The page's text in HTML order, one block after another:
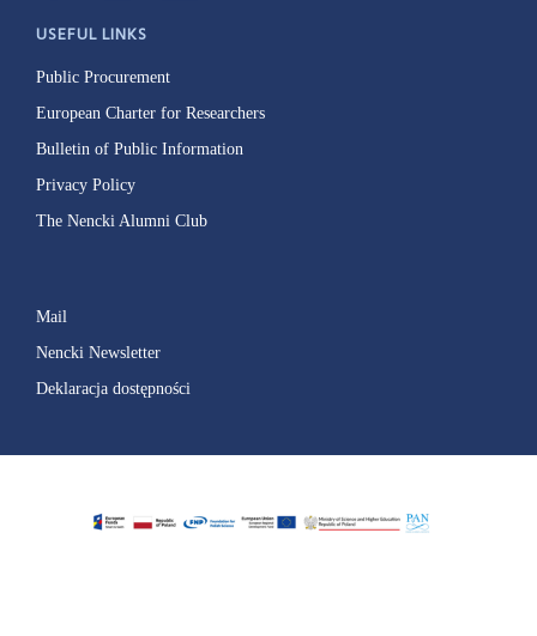
USEFUL LINKS
Public Procurement
European Charter for Researchers
Bulletin of Public Information
Privacy Policy
The Nencki Alumni Club
Mail
Nencki Newsletter
Deklaracja dostępności